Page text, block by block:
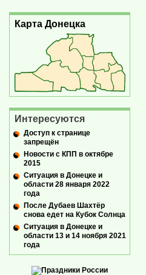
Карта Донецка
Интересуются
Доступ к странице
запрещён
Новости с КПП в октябре
2015
Ситуация в Донецке и
области 28 января 2022
года
После Дубаев Шахтёр
снова едет на Кубок Солнца
Ситуация в Донецке и
области 13 и 14 ноября 2021
года